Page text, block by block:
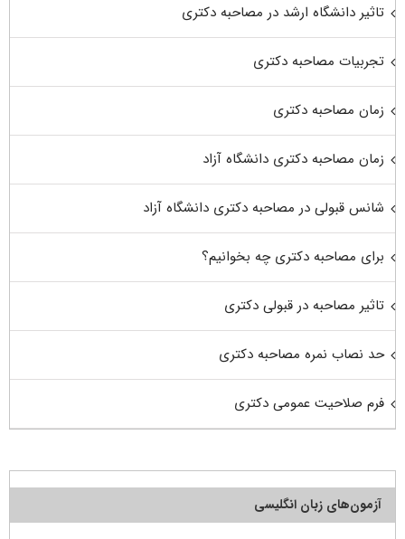
تاثیر دانشگاه ارشد در مصاحبه دکتری
تجربیات مصاحبه دکتری
زمان مصاحبه دکتری
زمان مصاحبه دکتری دانشگاه آزاد
شانس قبولی در مصاحبه دکتری دانشگاه آزاد
برای مصاحبه دکتری چه بخوانیم؟
تاثیر مصاحبه در قبولی دکتری
حد نصاب نمره مصاحبه دکتری
فرم صلاحیت عمومی دکتری
آزمون‌های زبان انگلیسی